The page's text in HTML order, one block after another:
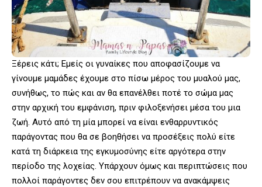
Ξέρεις κάτι; Εμείς οι γυναίκες που αποφασίζουμε να
γίνουμε μαμάδες έχουμε στο πίσω μέρος του μυαλού μας,
συνήθως, το πώς και αν θα επανέλθει ποτέ το σώμα μας
στην αρχική του εμφάνιση, πριν φιλοξενήσει μέσα του μια
ζωή. Αυτό από τη μία μπορεί να είναι ενθαρρυντικός
παράγοντας που θα σε βοηθήσει να προσέξεις πολύ είτε
κατά τη διάρκεια της εγκυμοσύνης είτε αργότερα στην
περίοδο της λοχείας. Υπάρχουν όμως και περιπτώσεις που
πολλοί παράγοντες δεν σου επιτρέπουν να ανακάμψεις